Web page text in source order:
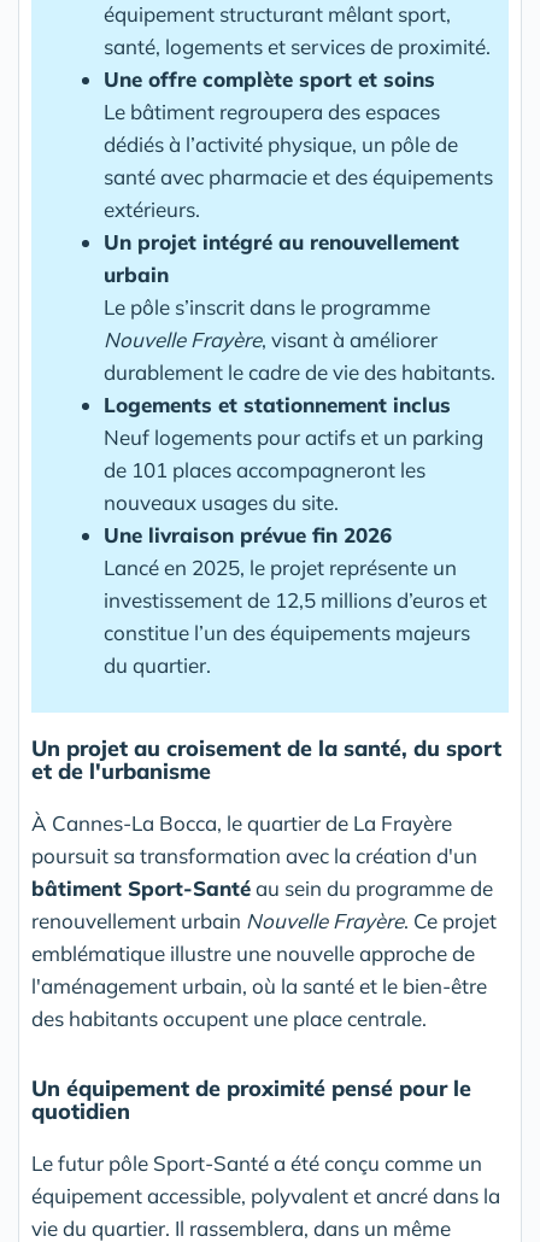
équipement structurant mêlant sport,
santé, logements et services de proximité.
Une offre complète sport et soins
Le bâtiment regroupera des espaces
dédiés à l’activité physique, un pôle de
santé avec pharmacie et des équipements
extérieurs.
Un projet intégré au renouvellement
urbain
Le pôle s’inscrit dans le programme
Nouvelle Frayère, visant à améliorer
durablement le cadre de vie des habitants.
Logements et stationnement inclus
Neuf logements pour actifs et un parking
de 101 places accompagneront les
nouveaux usages du site.
Une livraison prévue fin 2026
Lancé en 2025, le projet représente un
investissement de 12,5 millions d’euros et
constitue l’un des équipements majeurs
du quartier.
Un projet au croisement de la santé, du sport
et de l'urbanisme
À Cannes-La Bocca, le quartier de La Frayère
poursuit sa transformation avec la création d'un
bâtiment Sport-Santéau sein du programme de
renouvellement urbain Nouvelle Frayère. Ce projet
emblématique illustre une nouvelle approche de
l'aménagement urbain, où la santé et le bien-être
des habitants occupent une place centrale.
Un équipement de proximité pensé pour le
quotidien
Le futur pôle Sport-Santé a été conçu comme un
équipement accessible, polyvalent et ancré dans la
vie du quartier. Il rassemblera, dans un même